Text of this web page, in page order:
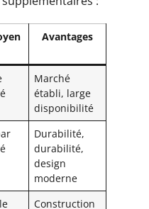
Avantages
Marché
établi, large
disponibilité
Durabilité,
durabilité,
design
moderne
Construction